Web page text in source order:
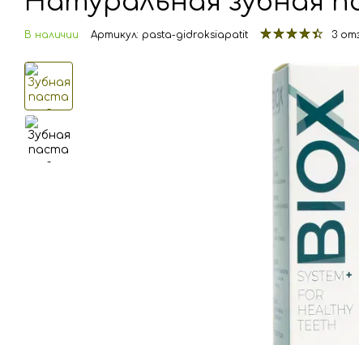
В наличии Артикул: pasta-gidroksiapatit 3